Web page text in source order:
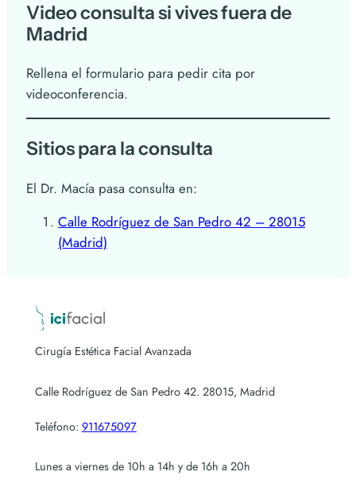
Video consulta si vives fuera de
Madrid
Rellena el formulario para pedir cita por
videoconferencia.
Sitios para la consulta
El Dr. Macía pasa consulta en:
Calle Rodríguez de San Pedro 42 – 28015
(Madrid)
Cirugía Estética Facial Avanzada
Calle Rodríguez de San Pedro 42. 28015, Madrid
Teléfono: 911675097
Lunes a viernes de 10h a 14h y de 16h a 20h